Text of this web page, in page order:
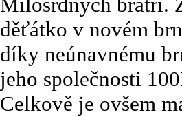
děťátko v novém
díky neúnavnému
jeho společnosti
Celkově je ovšem